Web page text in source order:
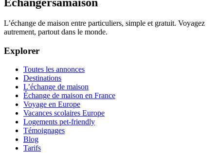
L’échange de maison entre particuliers, simple et gratuit. Voyagez
autrement, partout dans le monde.
Explorer
Toutes les annonces
Destinations
L’échange de maison
Échange de maison en France
Voyage en Europe
Vacances scolaires Europe
Logements pet-friendly
Témoignages
Blog
Tarifs